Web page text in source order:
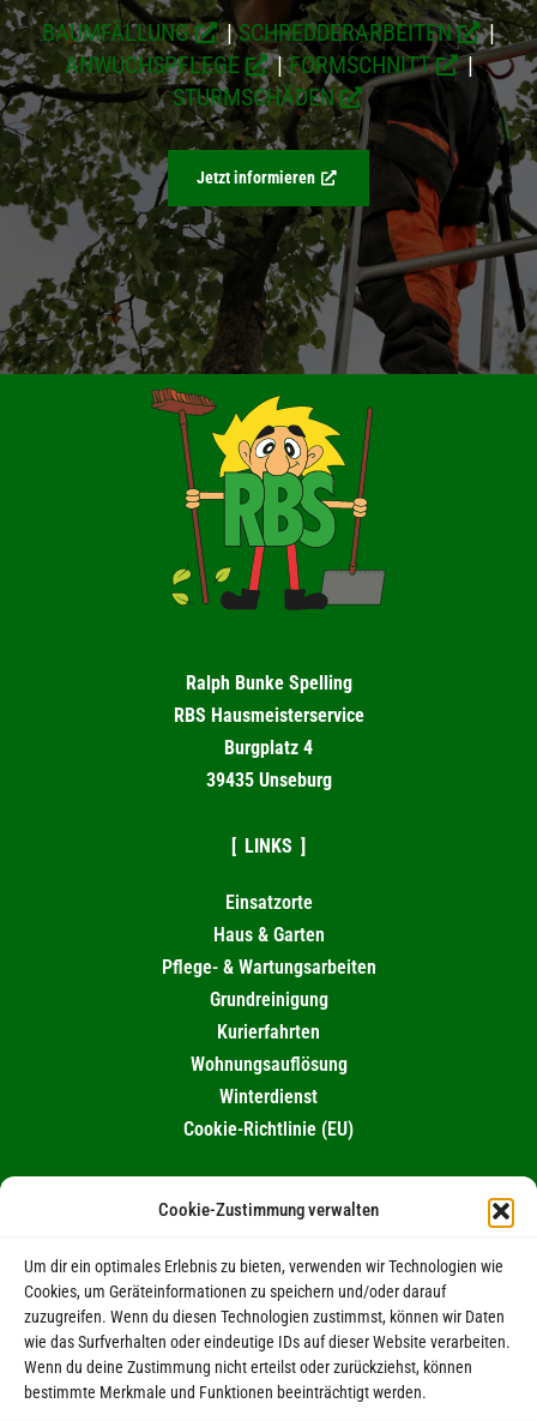
Cookie-Zustimmung verwalten
Um dir ein optimales Erlebnis zu bieten, verwenden wir Technologien wie
Cookies, um Geräteinformationen zu speichern und/oder darauf
zuzugreifen. Wenn du diesen Technologien zustimmst, können wir Daten
wie das Surfverhalten oder eindeutige IDs auf dieser Website verarbeiten.
Wenn du deine Zustimmung nicht erteilst oder zurückziehst, können
bestimmte Merkmale und Funktionen beeinträchtigt werden.
BAUMFÄLLUNG |SCHREDDERARBEITEN
|
ANWUCHSPFLEGE
|FORMSCHNITT
|
STURMSCHÄDEN
Jetzt informieren
Ralph Bunke Spelling
RBS Hausmeisterservice
Burgplatz 4
39435 Unseburg
LINKS
Einsatzorte
Haus & Garten
Pflege- & Wartungsarbeiten
Grundreinigung
Kurierfahrten
Wohnungsauflösung
Winterdienst
Cookie-Richtlinie (EU)
039263 / 98461
eMail schreiben
RECHTLICHES